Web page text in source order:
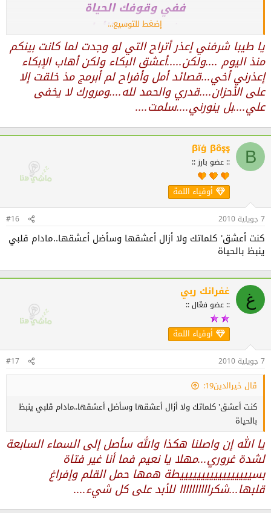
ففي وقوفك الحياة
وفي صمودك الأمل
انساب من بين الركام
يبلسم كل الجراح
يلملم كل الشتات
ويمسح كل الدموع
لأنه سر البقاء
أبدعت يأفراح لكن أبكيتنا يأفراح ممكن قصائد
فريد مر من هنا
إضغط للتوسيع...
يا طيبا شرفني إعذر أتراح التي لو وجدت لما كانت بينكم
منذ اليوم ....ولكن.....أعشق البكاء ولكن أهاب الإبكاء
إعذرني أخي...قصائد أمل وأفراح لم أبرمج مذ خلقت إلا
على الأحزان....قدري والحمد لله....ومرورك لا يخفى
علي....بل ينورني....سلمت....
Β
βïģ βôşş
:: عضو بارز ::
أوفياء اللمة
7 جويلية 2010 #16
كنت أعشق' كلماتك ولا أزال أعشقها وسأضل أعشقها..مادام قلبي
ينبظ بالحياة
غ غفرانك ربي
:: عضو فعّال ::
أوفياء اللمة
7 جويلية 2010 #17
قال خيرالدين19:
كنت أعشق' كلماتك ولا أزال أعشقها وسأضل أعشقها..مادام قلبي ينبظ
بالحياة
يا الله إن واصلنا هكذا والله سأصل إلى السماء السابعة
لشدة غروري...مهلا يا نعيم فما أنا غير فتاة
بسيييييييييييييييييطة همها حمل القلم وإفراغ
قلبها...شكراااااااااا للأبد على كل شيء....